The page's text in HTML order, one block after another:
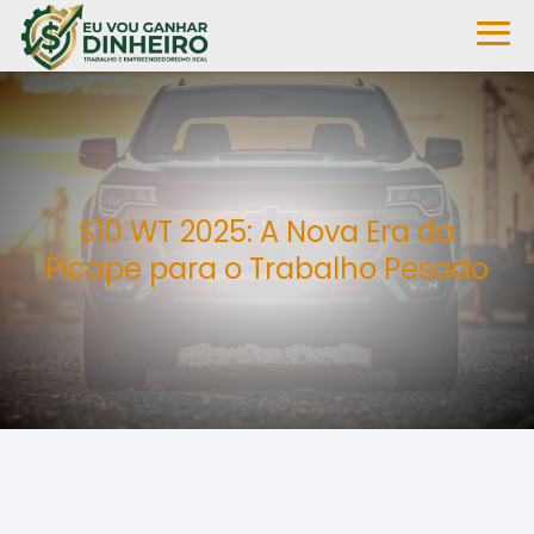
S10 WT 2025: A Nova Era da
Picape para o Trabalho Pesado